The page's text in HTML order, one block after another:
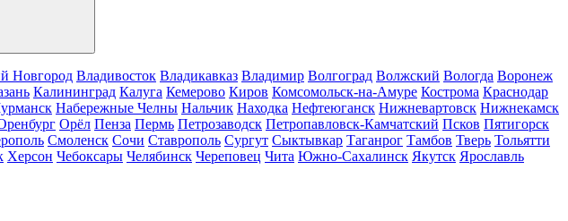
Новгород Владивосток Владикавказ Владимир Волгоград Волжский Вологда Воронеж
Калининград Калуга Кемерово Киров Комсомольск-на-Амуре Кострома Краснодар
Набережные Челны Нальчик Находка Нефтеюганск Нижневартовск Нижнекамск
Орёл Пенза Пермь Петрозаводск Петропавловск-Камчатский Псков Пятигорск
Смоленск Сочи Ставрополь Сургут Сыктывкар Таганрог Тамбов Тверь Тольятти
Херсон Чебоксары Челябинск Череповец Чита Южно-Сахалинск Якутск Ярославль